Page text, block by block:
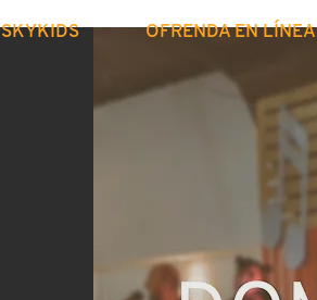
SKYKIDS OFRENDA EN LÍNEA